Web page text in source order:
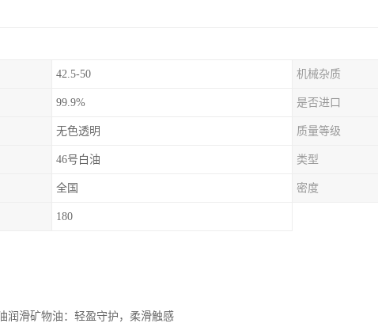
42.5-50 机械杂质
99.9% 是否进口
无色透明 质量等级
46号白油 类型
全国 密度
180
润滑矿物油：轻盈守护，柔滑触感